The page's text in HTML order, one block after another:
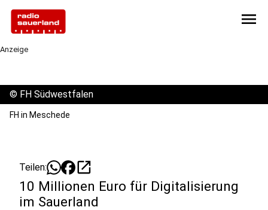
menu
Anzeige
© FH Südwestfalen
FH in Meschede
Teilen: open_in_new
10 Millionen Euro für Digitalisierung
im Sauerland